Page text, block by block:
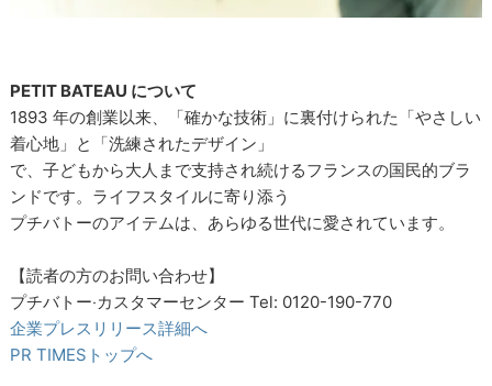
PETIT BATEAU について
1893 年の創業以来、「確かな技術」に裏付けられた「やさしい
着心地」と「洗練されたデザイン」
で、子どもから大人まで支持され続けるフランスの国民的ブラ
ンドです。ライフスタイルに寄り添う
プチバトーのアイテムは、あらゆる世代に愛されています。
【読者の方のお問い合わせ】
プチバトー‧カスタマーセンター Tel: 0120-190-770
企業プレスリリース詳細へ
PR TIMESトップへ